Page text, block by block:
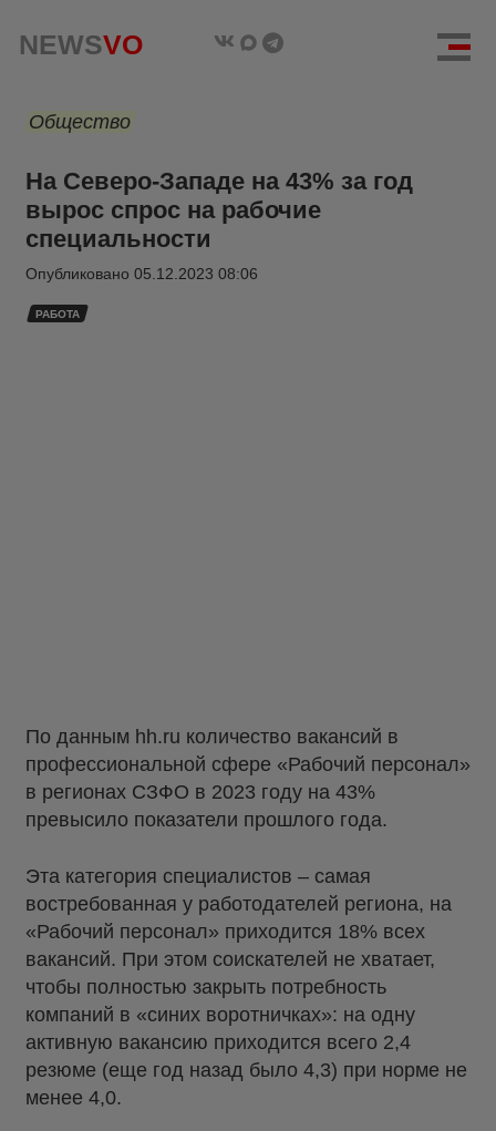
NEWSVO
Общество
На Северо-Западе на 43% за год
вырос спрос на рабочие
специальности
Опубликовано 05.12.2023 08:06
РАБОТА
По данным hh.ru количество вакансий в
профессиональной сфере «Рабочий персонал»
в регионах СЗФО в 2023 году на 43%
превысило показатели прошлого года.
Эта категория специалистов – самая
востребованная у работодателей региона, на
«Рабочий персонал» приходится 18% всех
вакансий. При этом соискателей не хватает,
чтобы полностью закрыть потребность
компаний в «синих воротничках»: на одну
активную вакансию приходится всего 2,4
резюме (еще год назад было 4,3) при норме не
менее 4,0.